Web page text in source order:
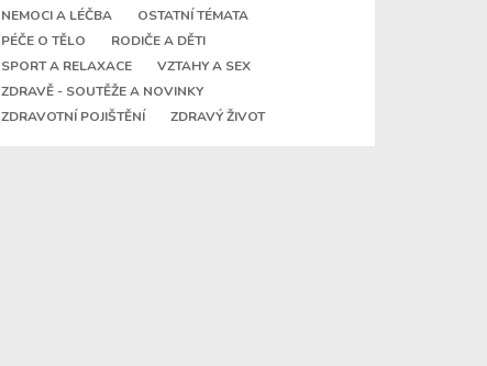
NEMOCI A LÉČBA
OSTATNÍ TÉMATA
PÉČE O TĚLO
RODIČE A DĚTI
SPORT A RELAXACE
VZTAHY A SEX
ZDRAVĚ - SOUTĚŽE A NOVINKY
ZDRAVOTNÍ POJIŠTĚNÍ
ZDRAVÝ ŽIVOT